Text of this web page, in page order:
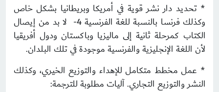
* تحديد دار نشر قوية في أمريكا وبريطانيا بشكل خاص
وكذلك فرنسا بالنسبة للغة الفرنسية 4- لا بد من إيصال
الكتاب كمرحلة ثانية إلى ماليزيا وباكستان ودول أفريقيا
لأن اللغة الإنجليزية والفرنسية موجودة في تلك البلدان.
* عمل مخطط متكامل للإهداء والتوزيع الخيري، وكذلك
النشر والتوزيع التجاري. آليات مطلوبة للترجمة: